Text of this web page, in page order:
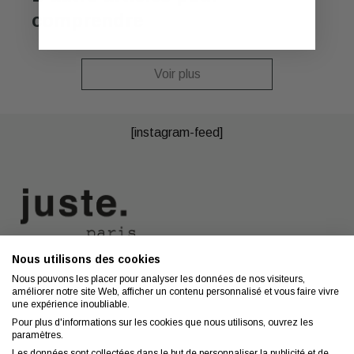
Nous utilisons des cookies
Nous pouvons les placer pour analyser les données de nos visiteurs,
améliorer notre site Web, afficher un contenu personnalisé et vous faire vivre
une expérience inoubliable.
Pour plus d'informations sur les cookies que nous utilisons, ouvrez les
paramètres.
comprendre
Voir plus
[instagram-feed]
Contact
Coiffeurs
Conseils
Mentions légales
Confidentialité
CGV